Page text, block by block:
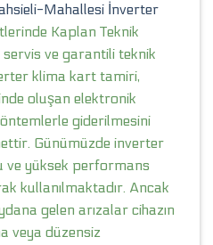
Mahallesi İnverter
Kaplan Teknik
servis ve garantili teknik
klima kart tamiri,
oluşan elektronik
giderilmesini
Günümüzde inverter
yüksek performans
kullanılmaktadır. Ancak
gelen arızalar cihazın
veya düzensiz